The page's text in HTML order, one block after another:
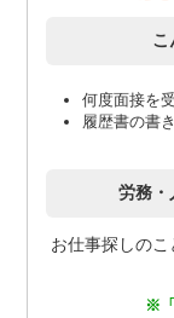
こ
何度面接を
履歴書の書
労務・
お仕事探しのこ
※